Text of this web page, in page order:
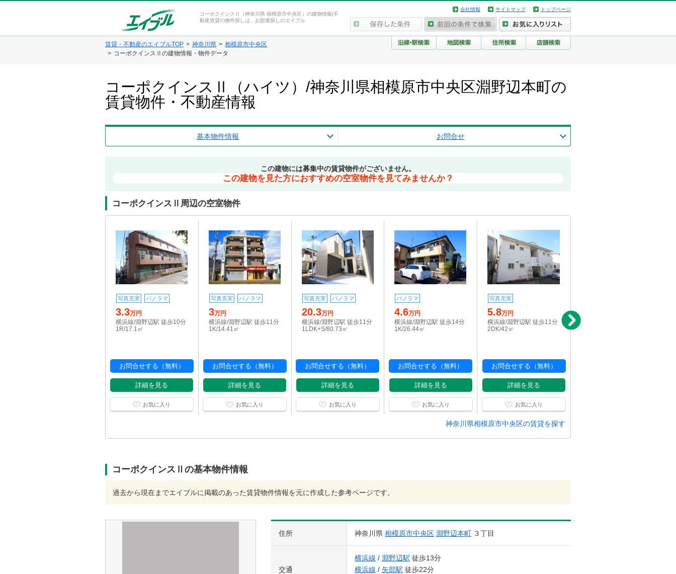
コーポクインスⅡ（神奈川県 相模原市中央区）の建物情報|不
動産賃貸の物件探しは、お部屋探しのエイブル
会社情報 サイトマップ トップページ
賃貸・不動産のエイブルTOP 神奈川県
相模原市中央区
コーポクインスⅡの建物情報・物件データ
コーポクインスⅡ（ハイツ）/神奈川県相模原市中央区淵野辺本町の
賃貸物件・不動産情報
基本物件情報 お問合せ
この建物には募集中の賃貸物件がございません。
この建物を見た方におすすめの空室物件を見てみませんか？
コーポクインスⅡ周辺の空室物件
写真充実 パノラマ
3.3万円
横浜線/淵野辺駅 徒歩10分
1R/17.1㎡
お問合せする（無料）
詳細を見る
お気に入り
写真充実 パノラマ
3万円
横浜線/淵野辺駅 徒歩11分
1K/14.41㎡
お問合せする（無料）
詳細を見る
お気に入り
写真充実 パノラマ
20.3万円
横浜線/淵野辺駅 徒歩11分
1LDK+S/80.73㎡
お問合せする（無料）
詳細を見る
お気に入り
パノラマ
4.6万円
横浜線/淵野辺駅 徒歩14分
1K/26.44㎡
お問合せする（無料）
詳細を見る
お気に入り
写真充実
5.8万円
横浜線/淵野辺駅 徒歩11分
2DK/42㎡
お問合せする（無料）
詳細を見る
お気に入り
横浜線/淵野辺駅 徒歩12分
神奈川県相模原市中央区の賃貸を探す
コーポクインスⅡの基本物件情報
過去から現在までエイブルに掲載のあった賃貸物件情報を元に作成した参考ページです。
住所 神奈川県 相模原市中央区 淵野辺本町 ３丁目
交通
横浜線 / 淵野辺駅 徒歩13分
横浜線 / 矢部駅 徒歩22分